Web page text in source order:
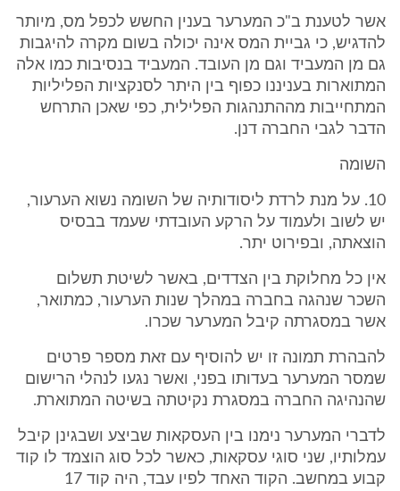
אשר לטענת ב"כ המערער בענין החשש לכפל מס, מיותר
להדגיש, כי גביית המס אינה יכולה בשום מקרה להיגבות
גם מן המעביד וגם מן העובד. המעביד בנסיבות כמו אלה
המתוארות בעניננו כפוף בין היתר לסנקציות הפליליות
המתחייבות מההתנהגות הפלילית, כפי שאכן התרחש
הדבר לגבי החברה דנן.
השומה
10. על מנת לרדת ליסודותיה של השומה נשוא הערעור,
יש לשוב ולעמוד על הרקע העובדתי שעמד בבסיס
הוצאתה, ובפירוט יתר.
אין כל מחלוקת בין הצדדים, באשר לשיטת תשלום
השכר שנהגה בחברה במהלך שנות הערעור, כמתואר,
אשר במסגרתה קיבל המערער שכרו.
להבהרת תמונה זו יש להוסיף עם זאת מספר פרטים
שמסר המערער בעדותו בפני, ואשר נגעו לנהלי הרישום
שהנהיגה החברה במסגרת נקיטתה בשיטה המתוארת.
לדברי המערער נימנו בין העסקאות שביצע ושבגינן קיבל
עמלותיו, שני סוגי עסקאות, כאשר לכל סוג הוצמד לו קוד
קבוע במחשב. הקוד האחד לפיו עבד, היה קוד 17